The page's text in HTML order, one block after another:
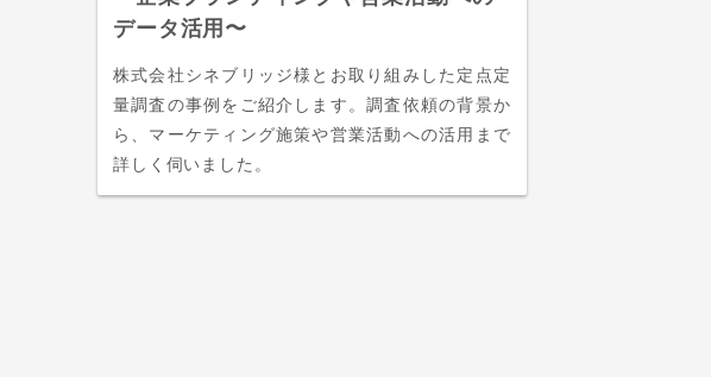
データ活用〜
株式会社シネブリッジ様とお取り組みした定点定
量調査の事例をご紹介します。調査依頼の背景か
ら、マーケティング施策や営業活動への活用まで
詳しく伺いました。